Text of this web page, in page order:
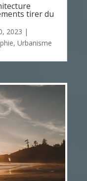
tirer du
2023 |
, Urbanisme